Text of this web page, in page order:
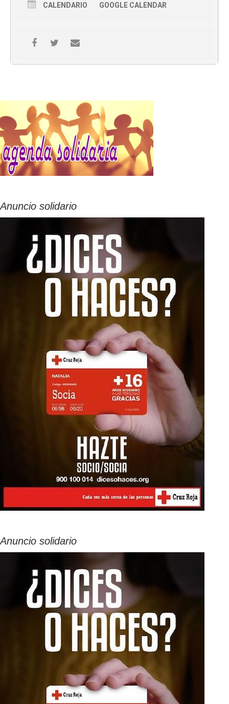
CALENDARIO GOOGLE CALENDAR
Anuncio solidario
Anuncio solidario